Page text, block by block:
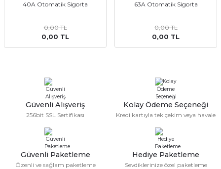
40A Otomatik Sigorta
0,00 TL
0,00 TL
63A Otomatik Sigorta
0,00 TL
0,00 TL
Güvenli Alışveriş
256bit SSL Sertifikası
Kolay Ödeme Seçeneği
Kredi kartıyla tek çekim veya havale
Güvenli Paketleme
Özenli ve sağlam paketleme
Hediye Paketleme
Sevdiklerinize özel paketleme